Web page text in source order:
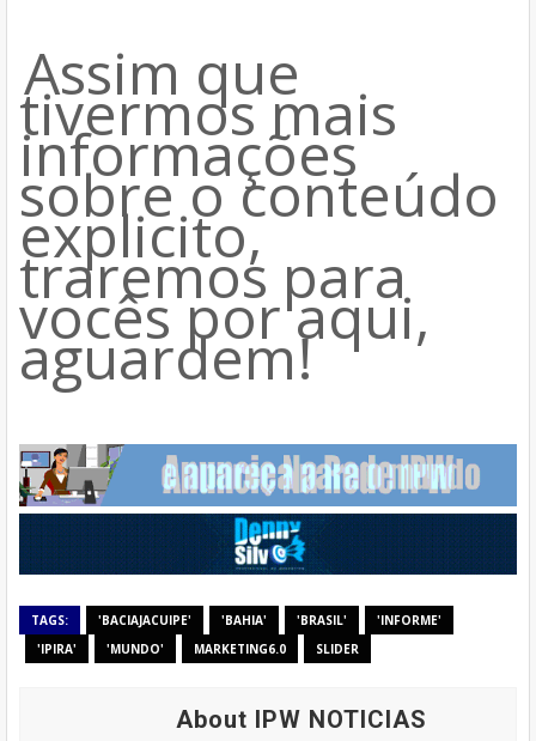
Assim que
tivermos mais
informações
sobre o conteúdo
explicito,
traremos para
vocês por aqui,
aguardem!
TAGS: 'BACIAJACUIPE' 'BAHIA' 'BRASIL'
'INFORME'
'IPIRA'
'MUNDO' MARKETING6.0 SLIDER
About IPW NOTICIAS